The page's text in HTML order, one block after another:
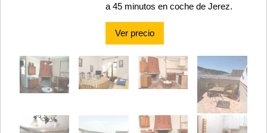
a 45 minutos en coche de Jerez.
Ver precio